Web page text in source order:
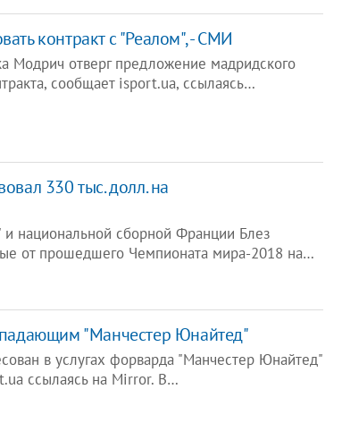
контракт с "Реалом", - СМИ
Модрич отверг предложение мадридского
сообщает isport.ua, ссылаясь…
330 тыс. долл. на
и национальной сборной Франции Блез
от прошедшего Чемпионата мира-2018 на…
"Манчестер Юнайтед"
в услугах форварда "Манчестер Юнайтед"
ссылаясь на Mirror. В…